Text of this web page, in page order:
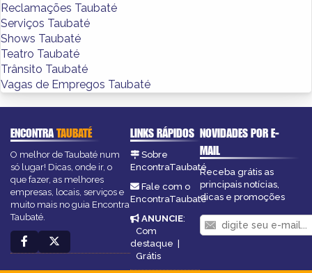
Reclamações Taubaté
Serviços Taubaté
Shows Taubaté
Teatro Taubaté
Trânsito Taubaté
Vagas de Empregos Taubaté
ENCONTRATAUBATÉ
O melhor de Taubaté num
só lugar! Dicas, onde ir, o
que fazer, as melhores
empresas, locais, serviços e
muito mais no guia Encontra
Taubaté.
LINKS RÁPIDOS
Sobre
EncontraTaubaté
Fale com o
EncontraTaubaté
ANUNCIE:
Com
destaque |
Grátis
NOVIDADES POR E-
MAIL
Receba grátis as
principais notícias,
dicas e promoções